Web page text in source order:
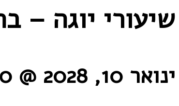
שיעורי יוגה –
ינואר 10, 2028 @ 8:30